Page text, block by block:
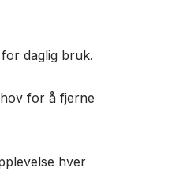
daglig bruk.
for å fjerne
hver